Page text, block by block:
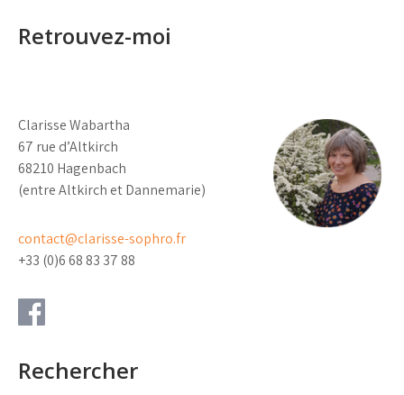
Retrouvez-moi
Clarisse Wabartha
67 rue d’Altkirch
68210 Hagenbach
(entre Altkirch et Dannemarie)
contact@clarisse-sophro.fr
+33 (0)6 68 83 37 88
Rechercher